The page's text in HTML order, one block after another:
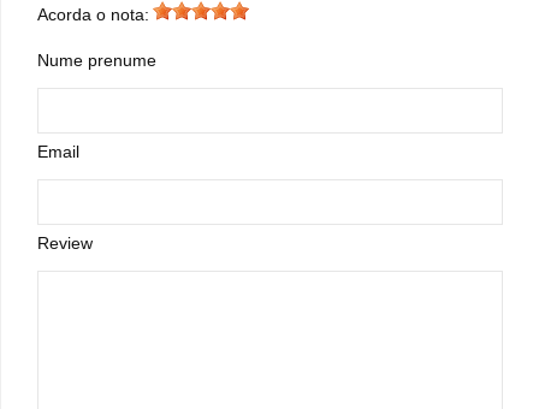
Acorda o nota:
Nume prenume
Email
Review